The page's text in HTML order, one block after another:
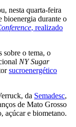
nesta quarta-feira
bioenergia durante o
, realizado
sobre o tema, o
NY Sugar
sucroenergético
da Semadesc,
de Mato Grosso
açúcar e biometano.